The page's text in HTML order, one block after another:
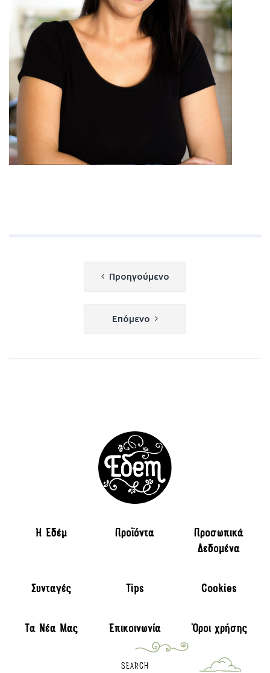
Προηγούμενο
Επόμενο
H Εδέμ Προϊόντα
Προσωπικά
Δεδομένα
Συνταγές Tips Cookies
Τα Νέα Μας Επικοινωνία Όροι χρήσης
SEARCH